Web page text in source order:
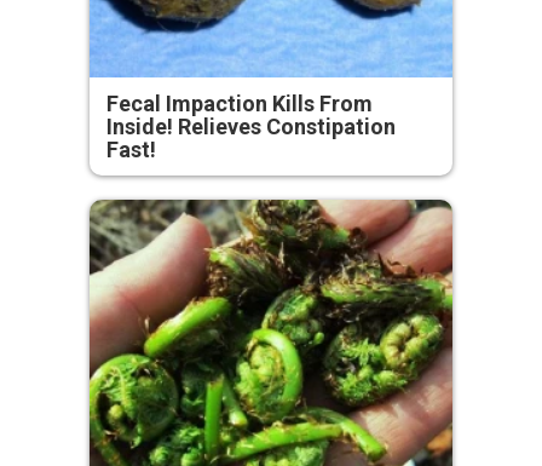
Fecal Impaction Kills From
Inside! Relieves Constipation
Fast!